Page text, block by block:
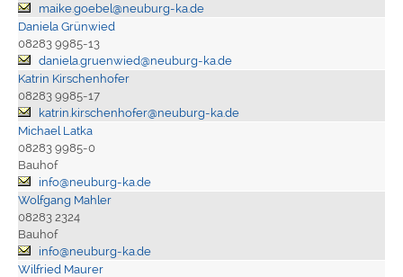
maike.goebel@neuburg-ka.de
Daniela Grünwied
08283 9985-13
daniela.gruenwied@neuburg-ka.de
Katrin Kirschenhofer
08283 9985-17
katrin.kirschenhofer@neuburg-ka.de
Michael Latka
08283 9985-0
Bauhof
info@neuburg-ka.de
Wolfgang Mahler
08283 2324
Bauhof
info@neuburg-ka.de
Wilfried Maurer